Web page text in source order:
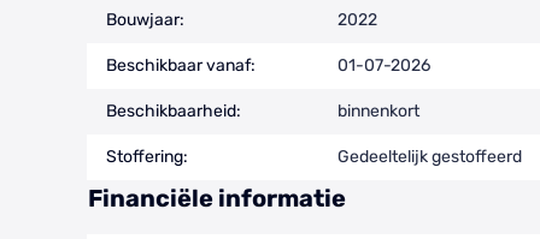
Bouwjaar: 2022
Beschikbaar vanaf: 01-07-2026
Beschikbaarheid: binnenkort
Stoffering: Gedeeltelijk gestoffeerd
Financiële informatie